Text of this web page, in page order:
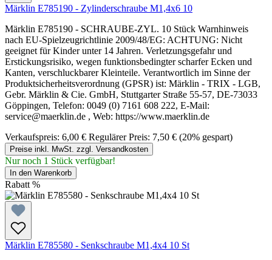
Märklin E785190 - Zylinderschraube M1,4x6 10
Märklin E785190 - SCHRAUBE-ZYL. 10 Stück Warnhinweis
nach EU-Spielzeugrichtlinie 2009/48/EG: ACHTUNG: Nicht
geeignet für Kinder unter 14 Jahren. Verletzungsgefahr und
Erstickungsrisiko, wegen funktionsbedingter scharfer Ecken und
Kanten, verschluckbarer Kleinteile. Verantwortlich im Sinne der
Produktsicherheitsverordnung (GPSR) ist: Märklin - TRIX - LGB,
Gebr. Märklin & Cie. GmbH, Stuttgarter Straße 55-57, DE-73033
Göppingen, Telefon: 0049 (0) 7161 608 222, E-Mail:
service@maerklin.de , Web: https://www.maerklin.de
Verkaufspreis: 6,00 € Regulärer Preis: 7,50 € (20% gespart)
Preise inkl. MwSt. zzgl. Versandkosten
Nur noch 1 Stück verfügbar!
In den Warenkorb
Rabatt %
Märklin E785580 - Senkschraube M1,4x4 10 St